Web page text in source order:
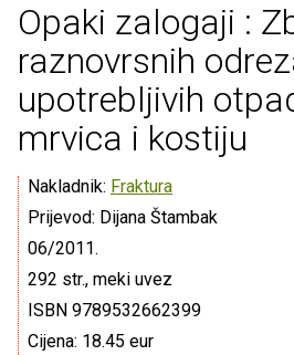
Opaki zalogaji :
raznovrsnih
upotrebljivih
mrvica i kostiju
Nakladnik: Fraktura
Prijevod: Dijana Štambak
06/2011.
292 str., meki uvez
ISBN 9789532662399
Cijena: 18.45 eur